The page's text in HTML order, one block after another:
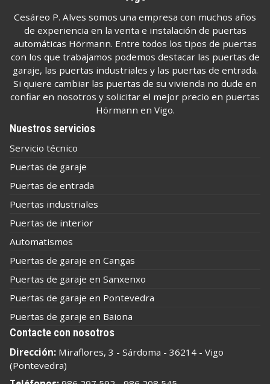
Cesáreo P. Alves somos una empresa con muchos años
de experiencia en la venta e instalación de puertas
automáticas Hörmann. Entre todos los tipos de puertas
con los que trabajamos podemos destacar las puertas de
garaje, las puertas industriales y las puertas de entrada.
Si quiere cambiar las puertas de su vivienda no dude en
confiar en nosotros y solicitar el mejor precio en puertas
Hörmann en Vigo.
Nuestros servicios
Servicio técnico
Puertas de garaje
Puertas de entrada
Puertas industriales
Puertas de interior
Automatismos
Puertas de garaje en Cangas
Puertas de garaje en Sanxenxo
Puertas de garaje en Pontevedra
Puertas de garaje en Baiona
Contacte con nosotros
Dirección: Miraflores, 3 - Sárdoma - 36214 - Vigo
(Pontevedra)